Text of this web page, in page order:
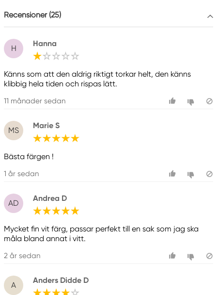
www.panduro.com
Recensioner (25)
H
Hanna
Känns som att den aldrig riktigt torkar helt, den känns
klibbig hela tiden och rispas lätt.
11 månader sedan
MS
Marie S
Bästa färgen !
1 år sedan
AD
Andrea D
Mycket fin vit färg, passar perfekt till en sak som jag ska
måla bland annat i vitt.
2 år sedan
A
Anders Didde D